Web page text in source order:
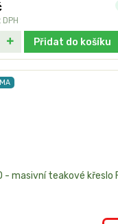
Přidat do košíku